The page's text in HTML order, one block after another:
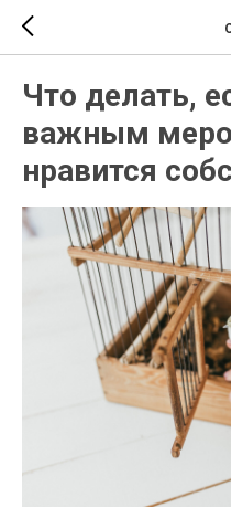
Что делать,
важным
нравится